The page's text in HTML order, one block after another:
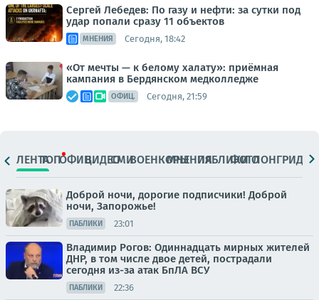
Сергей Лебедев: По газу и нефти: за сутки под
удар попали сразу 11 объектов
МНЕНИЯ Сегодня, 18:42
«От мечты — к белому халату»: приёмная
кампания в Бердянском медколледже
ОФИЦ. Сегодня, 21:59
ЛЕНТАТОПОФИЦ.ВИДЕОСМИВОЕНКОРЫМНЕНИЯПАБЛИКИ
ФОТОЛОНГРИДЫ
Доброй ночи, дорогие подписчики! Доброй
ночи, Запорожье!
ПАБЛИКИ 23:01
Владимир Рогов: Одиннадцать мирных жителей
ДНР, в том числе двое детей, пострадали
сегодня из-за атак БпЛА ВСУ
ПАБЛИКИ 22:36